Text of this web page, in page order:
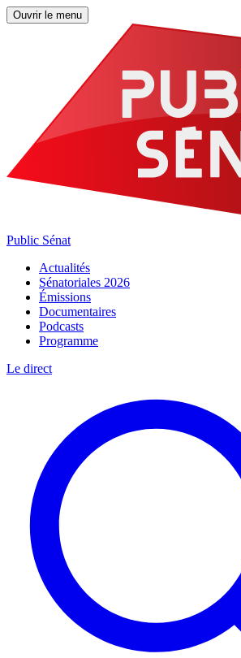
Ouvrir le menu
Public Sénat
Actualités
Sénatoriales 2026
Émissions
Documentaires
Podcasts
Programme
Le direct